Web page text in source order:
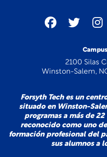
2100 Silas
Winston-Salem,
Forsyth Tech es un
situado en Winston-
programas a más de
reconocido como uno
formación profesional del
sus alumnos a